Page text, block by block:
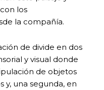
los
la compañía.
de divide en dos
y visual donde
de objetos
y, una segunda, en